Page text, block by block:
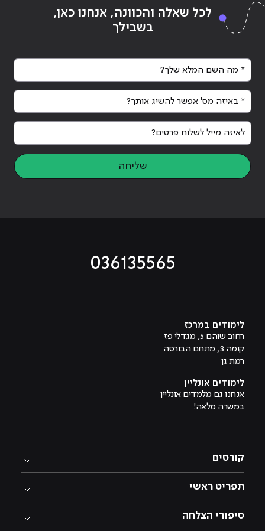
Continue reading
לכל שאלה והכוונה, אנחנו כאן,
בשבילך
* מה השם המלא שלך?
* באיזה מס' אפשר להשיג אותך?
לאיזה מייל לשלוח פרטים?
שליחה
036135565
לימודים במרכז
רחוב שוהם 5, מגדלי פז
קומה 3, מתחם הבורסה
רמת גן
לימודים אונליין
אנחנו גם מלמדים אונליין
במשרה מלאה!
קורסים
תפריט ראשי
סיפורי הצלחה